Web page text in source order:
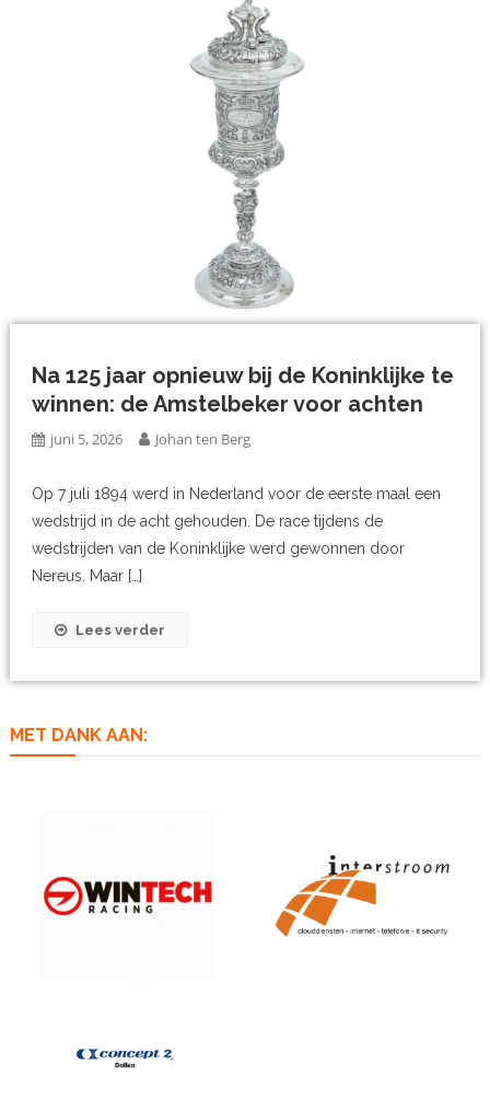
Na 125 jaar opnieuw bij de Koninklijke te
winnen: de Amstelbeker voor achten
juni 5, 2026 Johan ten Berg
Op 7 juli 1894 werd in Nederland voor de eerste maal een
wedstrijd in de acht gehouden. De race tijdens de
wedstrijden van de Koninklijke werd gewonnen door
Nereus. Maar […]
Lees verder
MET DANK AAN: